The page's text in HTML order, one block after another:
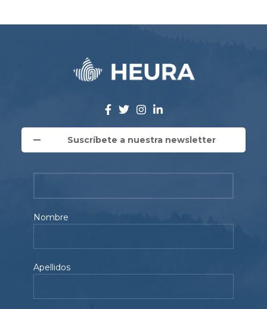
Suscríbete a nuestra newsletter
Nombre
Apellidos